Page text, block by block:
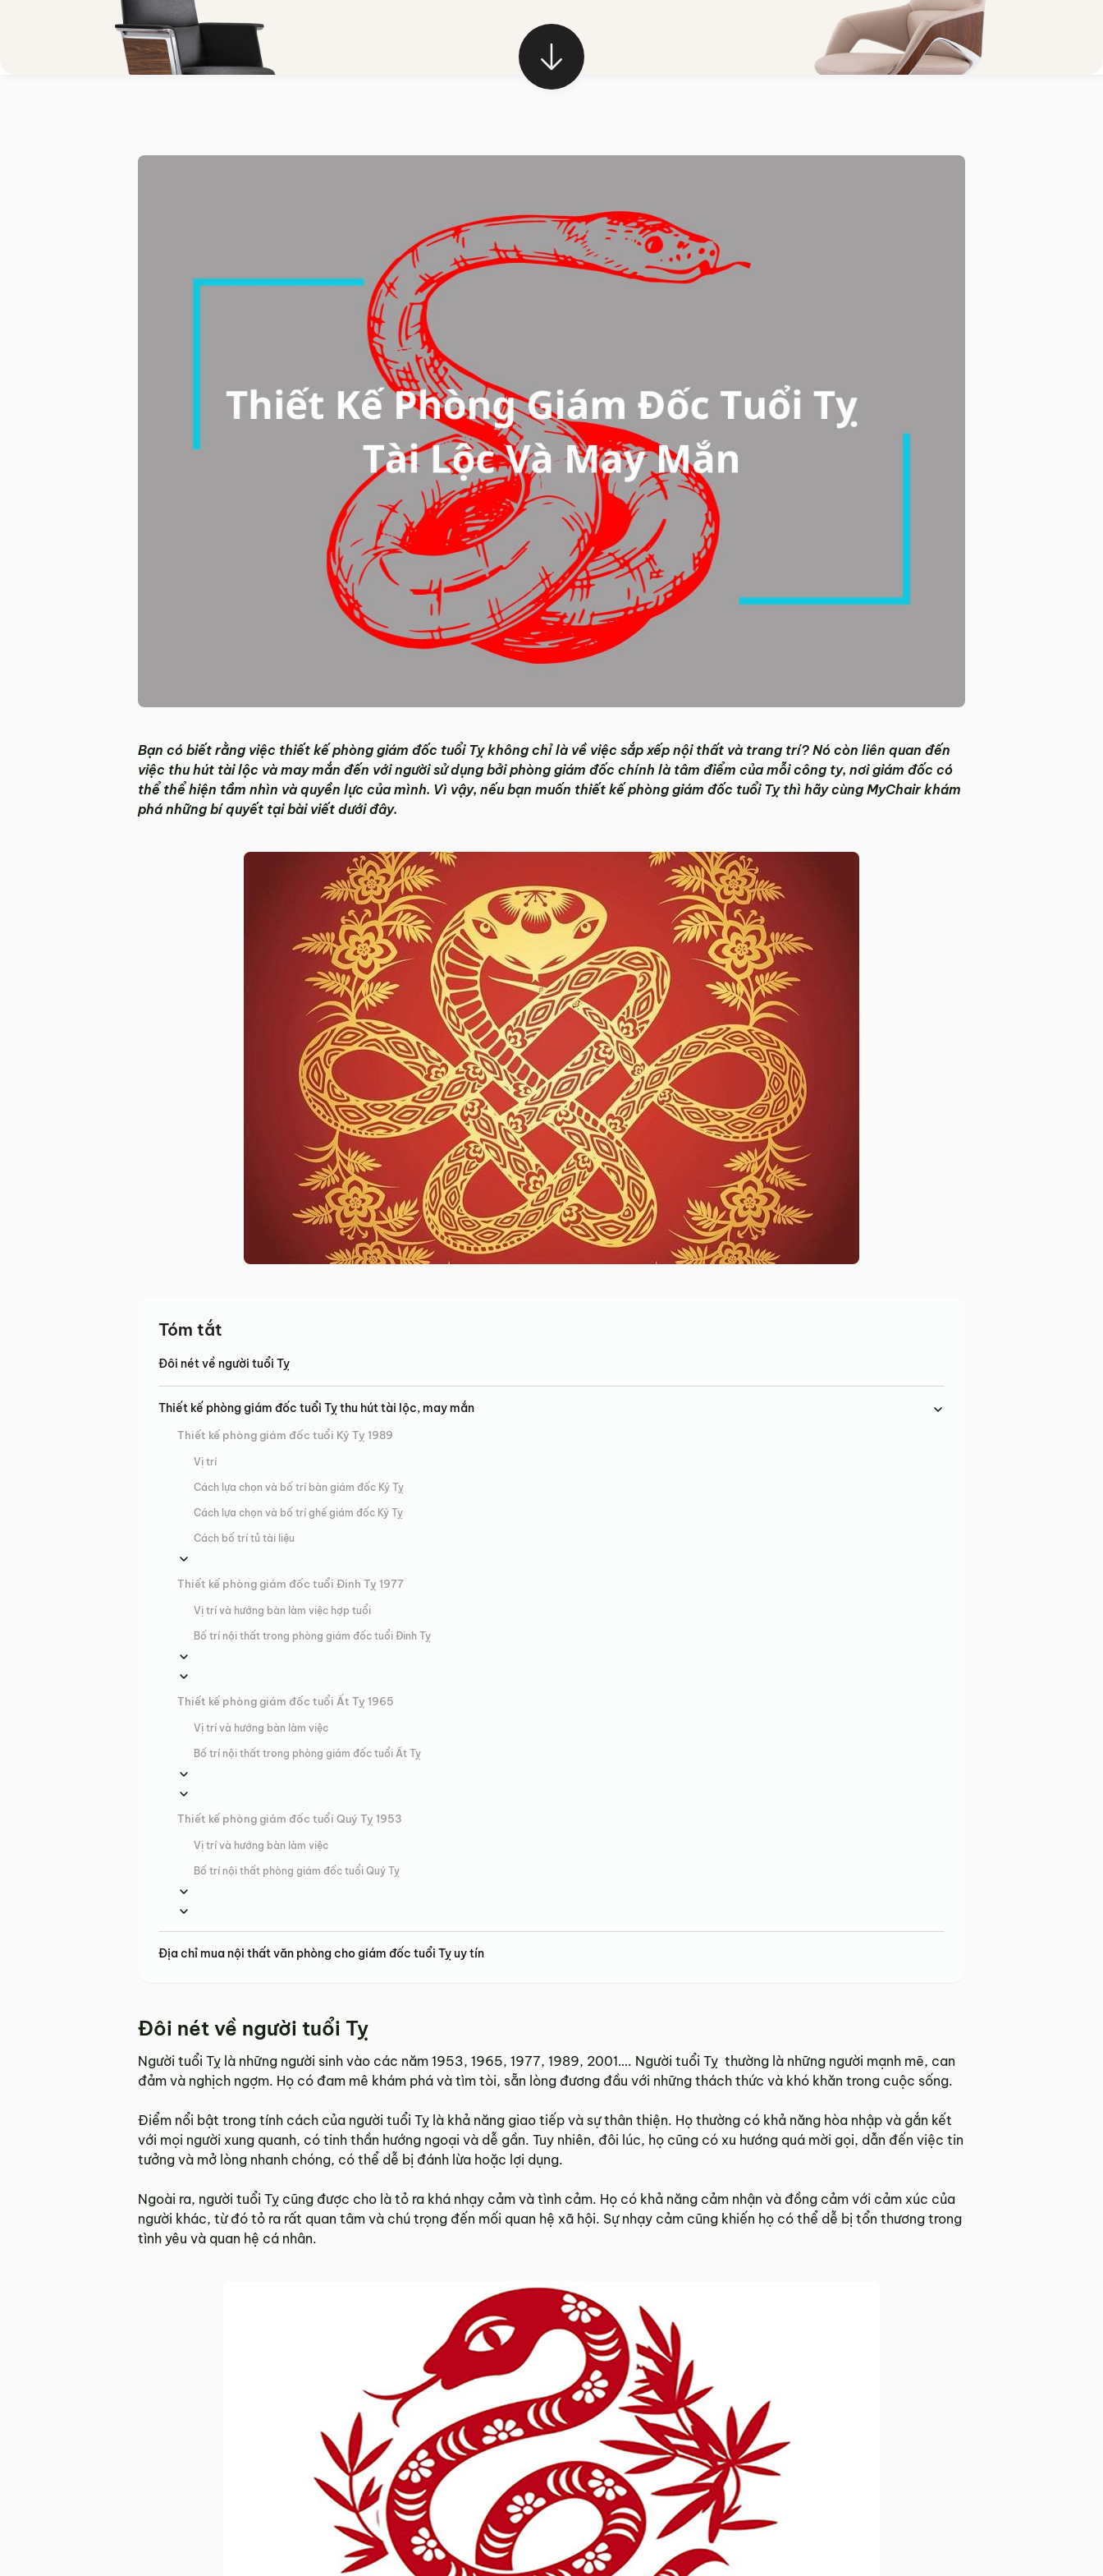
Bạn có biết rằng việc thiết kế phòng giám đốc tuổi Tỵ không chỉ là về việc sắp xếp nội thất và trang trí? Nó còn liên quan đến
việc thu hút tài lộc và may mắn đến với người sử dụng bởi phòng giám đốc chính là tâm điểm của mỗi công ty, nơi giám đốc có
thể thể hiện tầm nhìn và quyền lực của mình. Vì vậy, nếu bạn muốn thiết kế phòng giám đốc tuổi Tỵ thì hãy cùng MyChair khám
phá những bí quyết tại bài viết dưới đây.
Tóm tắt
Đôi nét về người tuổi Tỵ
Thiết kế phòng giám đốc tuổi Tỵ thu hút tài lộc, may mắn
Thiết kế phòng giám đốc tuổi Kỷ Tỵ 1989
Vị trí
Cách lựa chọn và bố trí bàn giám đốc Kỷ Tỵ
Cách lựa chọn và bố trí ghế giám đốc Kỷ Tỵ
Cách bố trí tủ tài liệu
Thiết kế phòng giám đốc tuổi Đinh Tỵ 1977
Vị trí và hướng bàn làm việc hợp tuổi
Bố trí nội thất trong phòng giám đốc tuổi Đinh Tỵ
Thiết kế phòng giám đốc tuổi Ất Tỵ 1965
Vị trí và hướng bàn làm việc
Bố trí nội thất trong phòng giám đốc tuổi Ất Tỵ
Thiết kế phòng giám đốc tuổi Quý Tỵ 1953
Vị trí và hướng bàn làm việc
Bố trí nội thất phòng giám đốc tuổi Quý Tỵ
Địa chỉ mua nội thất văn phòng cho giám đốc tuổi Tỵ uy tín
Đôi nét về người tuổi Tỵ
Người tuổi Tỵ là những người sinh vào các năm 1953, 1965, 1977, 1989, 2001…. Người tuổi Tỵ thường là những người mạnh mẽ, can
đảm và nghịch ngợm. Họ có đam mê khám phá và tìm tòi, sẵn lòng đương đầu với những thách thức và khó khăn trong cuộc sống.
Điểm nổi bật trong tính cách của người tuổi Tỵ là khả năng giao tiếp và sự thân thiện. Họ thường có khả năng hòa nhập và gắn kết
với mọi người xung quanh, có tinh thần hướng ngoại và dễ gần. Tuy nhiên, đôi lúc, họ cũng có xu hướng quá mời gọi, dẫn đến việc tin
tưởng và mở lòng nhanh chóng, có thể dễ bị đánh lừa hoặc lợi dụng.
Ngoài ra, người tuổi Tỵ cũng được cho là tỏ ra khá nhạy cảm và tình cảm. Họ có khả năng cảm nhận và đồng cảm với cảm xúc của
người khác, từ đó tỏ ra rất quan tâm và chú trọng đến mối quan hệ xã hội. Sự nhạy cảm cũng khiến họ có thể dễ bị tổn thương trong
tình yêu và quan hệ cá nhân.